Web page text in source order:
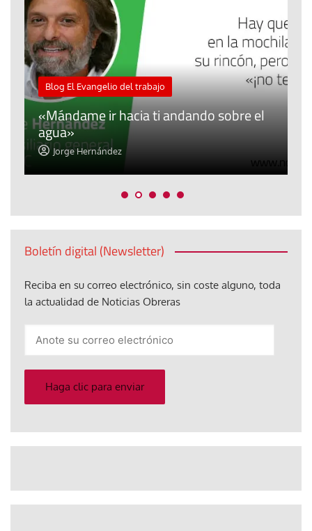
Blog El Evangelio del trabajo
«Mándame ir hacia ti andando sobre el
agua»
Jorge Hernández
Boletín digital (Newsletter)
Reciba en su correo electrónico, sin coste alguno, toda
la actualidad de Noticias Obreras
electrónico
Haga clic para enviar